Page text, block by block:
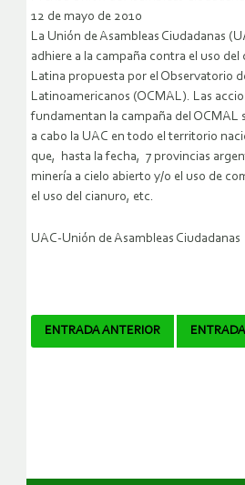
12 de mayo de 2010
La Unión de Asambleas Ciudadanas
adhiere a la campaña contra el uso del
Latina propuesta por el Observatorio
Latinoamericanos (OCMAL). Las
fundamentan la campaña del OCMAL
a cabo la UAC en todo el territorio
que, hasta la fecha, 7 provincias
minería a cielo abierto y/o el uso de
el uso del cianuro, etc.
UAC-Unión de Asambleas Ciudadanas
Navegador
ENTRADA ANTERIOR